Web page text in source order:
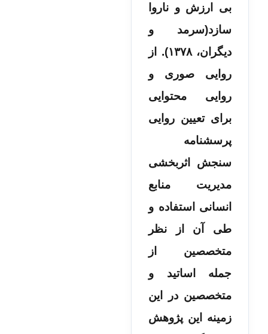
بی ارزش و ناروا
سازد(سرمد و
دیگران، ۱۳۷۸). از
روایی صوری و
روایی محتوایی
برای تعیین روایی
پرسشنامه
سنجش اثربخشی
مدیریت منابع
انسانی استفاده و
طی آن از نظر
متخصصین از
جمله اساتید و
متخصصین در این
زمینه این پژوهش